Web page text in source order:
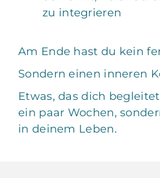
zu integrieren
Am Ende hast du kein
Sondern einen inneren
Etwas, das dich
ein paar Wochen,
in deinem Leben.